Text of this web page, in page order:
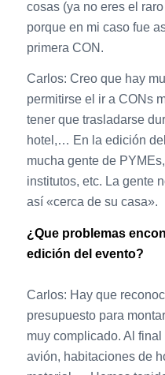
cosas (ya no eres el
porque en mi caso fue
primera CON.
Carlos: Creo que hay
permitirse el ir a CONs
tener que trasladarse
hotel,… En la edición
mucha gente de
institutos, etc. La gente
así «cerca de su casa».
¿Que problemas
edición del evento?
Carlos: Hay que
presupuesto para
muy complicado. Al
avión, habitaciones de